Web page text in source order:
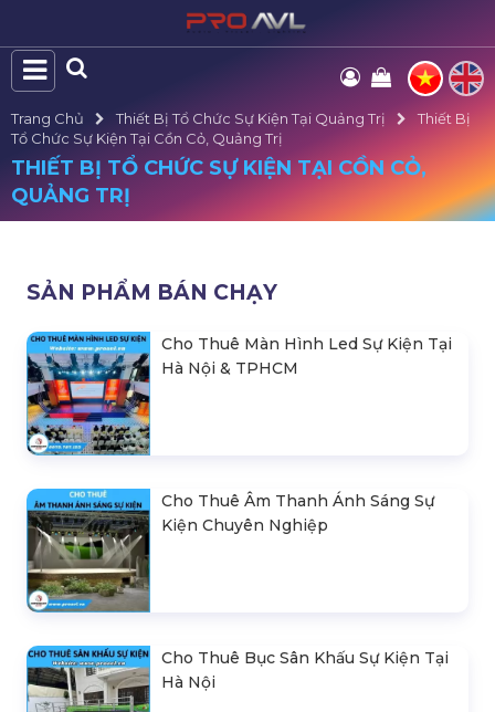
Trang Chủ Thiết Bị Tổ Chức Sự Kiện Tại Quảng Trị
Thiết Bị
Tổ Chức Sự Kiện Tại Cồn Cỏ, Quảng Trị
THIẾT BỊ TỔ CHỨC SỰ KIỆN TẠI CỒN CỎ,
QUẢNG TRỊ
SẢN PHẨM BÁN CHẠY
Cho Thuê Màn Hình Led Sự Kiện Tại
Hà Nội & TPHCM
Cho Thuê Âm Thanh Ánh Sáng Sự
Kiện Chuyên Nghiệp
Cho Thuê Bục Sân Khấu Sự Kiện Tại
Hà Nội